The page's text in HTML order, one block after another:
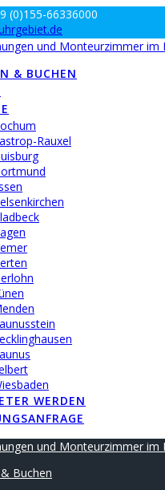
(0)155-66336000
& BUCHEN
Rauxel
WERDEN
Buchen